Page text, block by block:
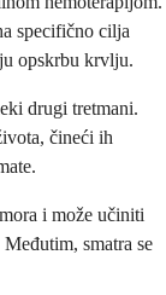
specifično cilja
opskrbu krvlju.
drugi tretmani.
čineći ih
i može učiniti
smatra se